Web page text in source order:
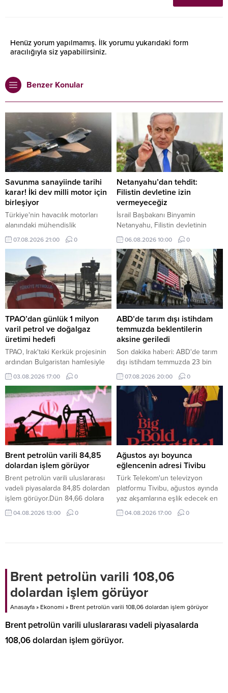
Henüz yorum yapılmamış. İlk yorumu yukarıdaki form
aracılığıyla siz yapabilirsiniz.
Benzer Konular
Savunma sanayiinde tarihi
karar! İki dev milli motor için
birleşiyor
Türkiye'nin havacılık motorları
alanındaki mühendislik
kapasitesini daha etkin
değerlendirmek, geliştirme
süreçlerini hızlandırmak ve
uzmanlaşmayı güçlendirmek
amacıyla önemli bir yeniden
yapılanma hayata geçiriliyor.
07.08.2026 21:00 0
Netanyahu’dan tehdit:
Filistin devletine izin
vermeyeceğiz
İsrail Başbakanı Binyamin
Netanyahu, Filistin devletinin
kurulmasına kesinlikle izin
vermeyeceklerini belirterek,
İsrail'in varlığının hiçbir
anlaşmanın konusu olamayacağını
söyledi.
06.08.2026 10:00 0
TPAO’dan günlük 1 milyon
varil petrol ve doğalgaz
üretimi hedefi
TPAO, Irak'taki Kerkük projesinin
ardından Bulgaristan hamlesiyle
uluslararası faaliyet alanını kara
üretiminden deniz arama
projelerine genişleterek
sektördeki etkinliğini artırma
yolunda önemli adımlar atıyor.
03.08.2026 17:00 0
ABD’de tarım dışı istihdam
temmuzda beklentilerin
aksine geriledi
Son dakika haberi: ABD'de tarım
dışı istihdam temmuzda 23 bin
kişi azalırken, işsizlik oranı yüzde
4,1'e geriledi
07.08.2026 20:00 0
Brent petrolün varili 84,85
dolardan işlem görüyor
Brent petrolün varili uluslararası
vadeli piyasalarda 84,85 dolardan
işlem görüyor.Dün 84,66 dolara
kadar yükselen Brent petrolün
ekim vadeli varil fiyatı, günü 83,77
04.08.2026 13:00 0
Ağustos ayı boyunca
eğlencenin adresi Tivibu
Türk Telekom'un televizyon
platformu Tivibu, ağustos ayında
yaz akşamlarına eşlik edecek en
yeni yapımları ve sevilen klasikleri
izleyicilerle buluşturmaya devam
seçkisiyle yaz tatili coşkusunu
artırıyor.
04.08.2026 17:00 0
Brent petrolün varili 108,06
dolardan işlem görüyor
Anasayfa » Ekonomi » Brent petrolün varili 108,06 dolardan işlem görüyor
Brent petrolün varili uluslararası vadeli piyasalarda
108,06 dolardan işlem görüyor.